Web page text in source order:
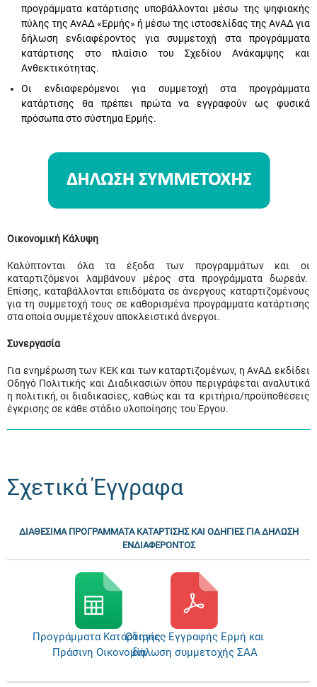
προγράμματα κατάρτισης υποβάλλονται μέσω της ψηφιακής
πύλης της ΑνΑΔ «Ερμής» ή μέσω της ιστοσελίδας της ΑνΑΔ για
δήλωση ενδιαφέροντος για συμμετοχή στα προγράμματα
κατάρτισης στο πλαίσιο του Σχεδίου Ανάκαμψης και
Ανθεκτικότητας.
Οι ενδιαφερόμενοι για συμμετοχή στα προγράμματα
κατάρτισης θα πρέπει πρώτα να εγγραφούν ως φυσικά
πρόσωπα στο σύστημα Ερμής.
Οικονομική Κάλυψη
Καλύπτονται όλα τα έξοδα των προγραμμάτων και οι
καταρτιζόμενοι λαμβάνουν μέρος στα προγράμματα δωρεάν.
Επίσης, καταβάλλονται επιδόματα σε άνεργους καταρτιζομένους
για τη συμμετοχή τους σε καθορισμένα προγράμματα κατάρτισης
στα οποία συμμετέχουν αποκλειστικά άνεργοι.
Συνεργασία
Για ενημέρωση των ΚΕΚ και των καταρτιζομένων, η ΑνΑΔ εκδίδει
Οδηγό Πολιτικής και Διαδικασιών όπου περιγράφεται αναλυτικά
η πολιτική, οι διαδικασίες, καθώς και τα κριτήρια/προϋποθέσεις
έγκρισης σε κάθε στάδιο υλοποίησης του Έργου.
Σχετικά Έγγραφα
ΔΙΑΘΕΣΙΜΑ ΠΡΟΓΡΑΜΜΑΤΑ ΚΑΤΑΡΤΙΣΗΣ ΚΑΙ ΟΔΗΓΙΕΣ ΓΙΑ ΔΗΛΩΣΗ
ΕΝΔΙΑΦΕΡΟΝΤΟΣ
Προγράμματα Κατάρτισης -
Πράσινη Οικονομία
Οδηγίες Εγγραφής Ερμή και
δήλωση συμμετοχής ΣΑΑ